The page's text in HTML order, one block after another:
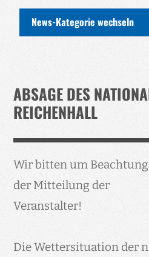
News-Kategorie wechseln
Events
Medien
ABSAGE DES
REICHENHALL
Wir bitten um Beachtung
der Mitteilung der
Veranstalter!
Die Wettersituation der